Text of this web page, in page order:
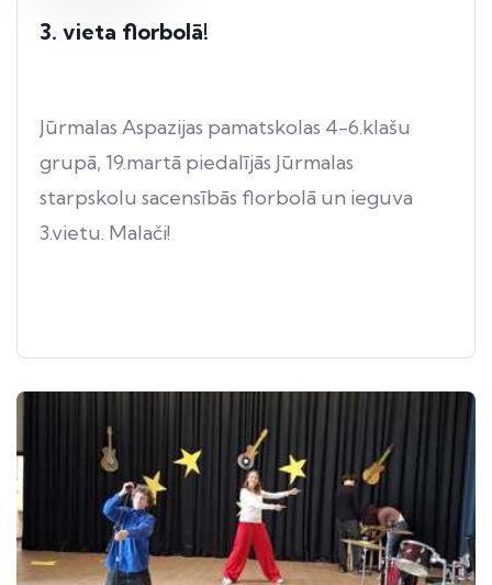
3. vieta florbolā!
Jūrmalas Aspazijas pamatskolas 4-6.klašu
grupā, 19.martā piedalījās Jūrmalas
starpskolu sacensībās florbolā un ieguva
3.vietu. Malači!